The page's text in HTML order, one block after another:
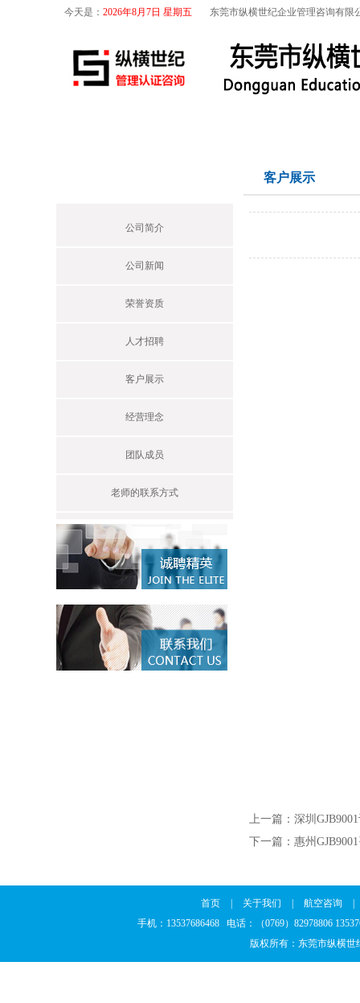
今天是： 2026年8月7日 星期五 东莞市纵横世纪企业管理咨询有限
公司简介
公司新闻
荣誉资质
人才招聘
客户展示
经营理念
团队成员
老师的联系方式
客户展示
上一篇： 深圳
下一篇： 惠州
首页 关于我们 航空咨询
手机：13537686468 电话：（0769）82978806
版权所有：东莞市纵横